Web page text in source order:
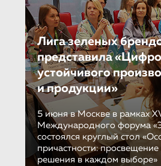
Лига зеленых
представила
устойчивого
и продукции»
5 июня в Москве в рамках
Международного форума
состоялся круглый стол
причастности:
решения в каждом выборе»